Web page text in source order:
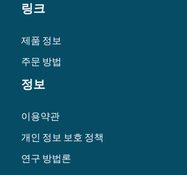
링크
제품 정보
주문 방법
정보
이용약관
개인 정보 보호 정책
연구 방법론